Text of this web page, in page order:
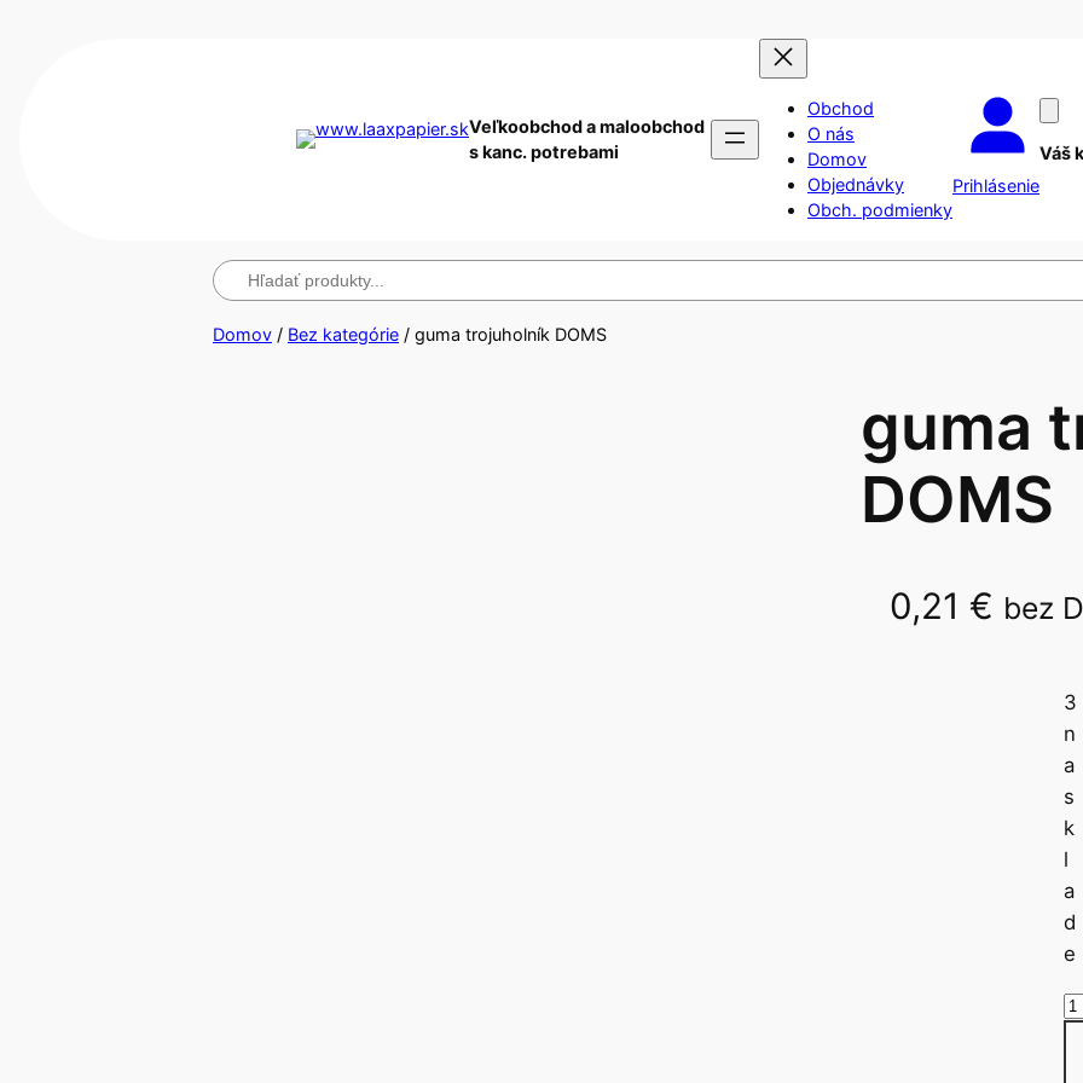
Veľkoobchod a maloobchod
s kanc. potrebami
Obchod
O nás
Domov
Objednávky
Obch. podmienky
Prihlásenie
Váš
Hľadanie
Domov / Bez kategórie / guma trojuholník DOMS
guma
DOMS
0,21 € bez
3
n
a
s
k
l
a
d
e
m